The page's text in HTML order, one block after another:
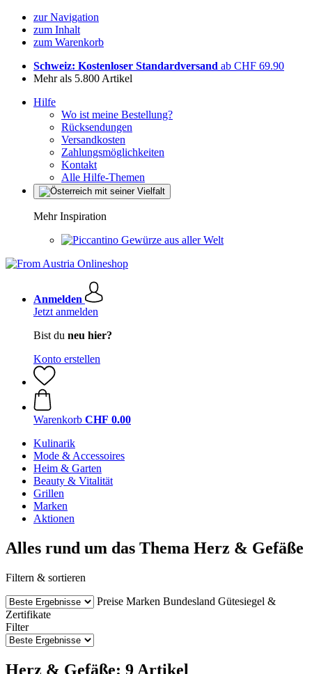
zur Navigation
zum Inhalt
zum Warenkorb
Schweiz: Kostenloser Standardversand ab CHF 69.90
Mehr als 5.800 Artikel
Hilfe
Wo ist meine Bestellung?
Rücksendungen
Versandkosten
Zahlungsmöglichkeiten
Kontakt
Alle Hilfe-Themen
Mehr Inspiration
Gewürze aus aller Welt
Anmelden
Jetzt anmelden
Bist du neu hier?
Konto erstellen
Warenkorb CHF 0.00
Kulinarik
Mode & Accessoires
Heim & Garten
Beauty & Vitalität
Grillen
Marken
Aktionen
Alles rund um das Thema Herz & Gefäße
Filtern & sortieren
Preise Marken Bundesland Gütesiegel &
Zertifikate
Filter
Herz & Gefäße: 9 Artikel